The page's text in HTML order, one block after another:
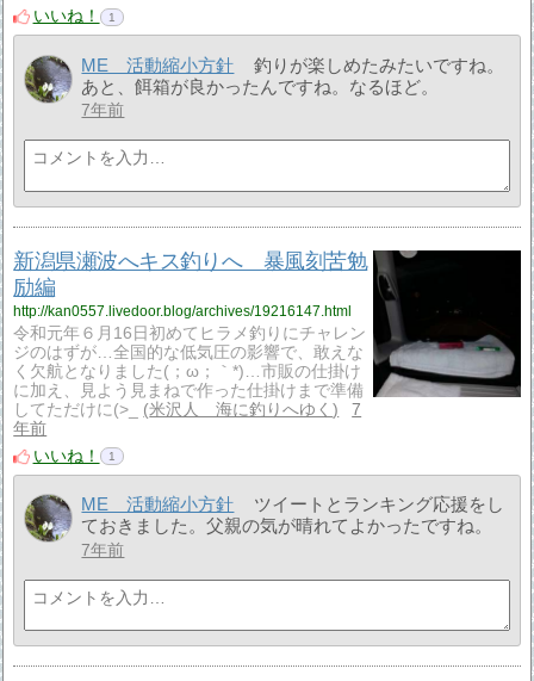
いいね！
1
ME 活動縮小方針
釣りが楽しめたみたいですね。
あと、餌箱が良かったんですね。なるほど。
7年前
新潟県瀬波へキス釣りへ 暴風刻苦勉
励編
http://kan0557.livedoor.blog/archives/19216147.html
令和元年６月16日初めてヒラメ釣りにチャレン
ジのはずが…全国的な低気圧の影響で、敢えな
く欠航となりました(；ω；｀*)…市販の仕掛け
に加え、見よう見まねで作った仕掛けまで準備
してただけに(>_
米沢人 海に釣りへゆく
7
年前
いいね！
1
ME 活動縮小方針
ツイートとランキング応援をし
ておきました。父親の気が晴れてよかったですね。
7年前